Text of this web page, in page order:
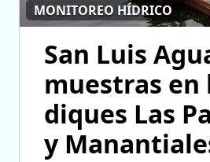
MONITOREO HÍDRICO
San Luis
muestras en
diques Las
y